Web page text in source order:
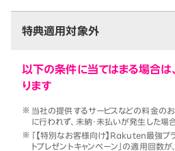
特典適用対象外
以下の条件に当てはまる場合は
ります
当社の提供するサービスなどの料金の
に行われず、未納・未払いが発生した場
「【特別なお客様向け】Rakuten最強プ
トプレゼントキャンペーン」の適用回数